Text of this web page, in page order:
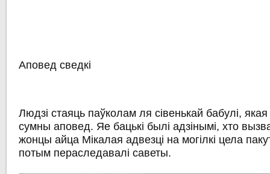
Аповед сведкі
Людзі стаяць паўколам ля сівенькай бабулі,
сумны аповед. Яе бацькі былі адзінымі, хто
жонцы айца Мікалая адвезці на могілкі цела
потым пераследавалі саветы.